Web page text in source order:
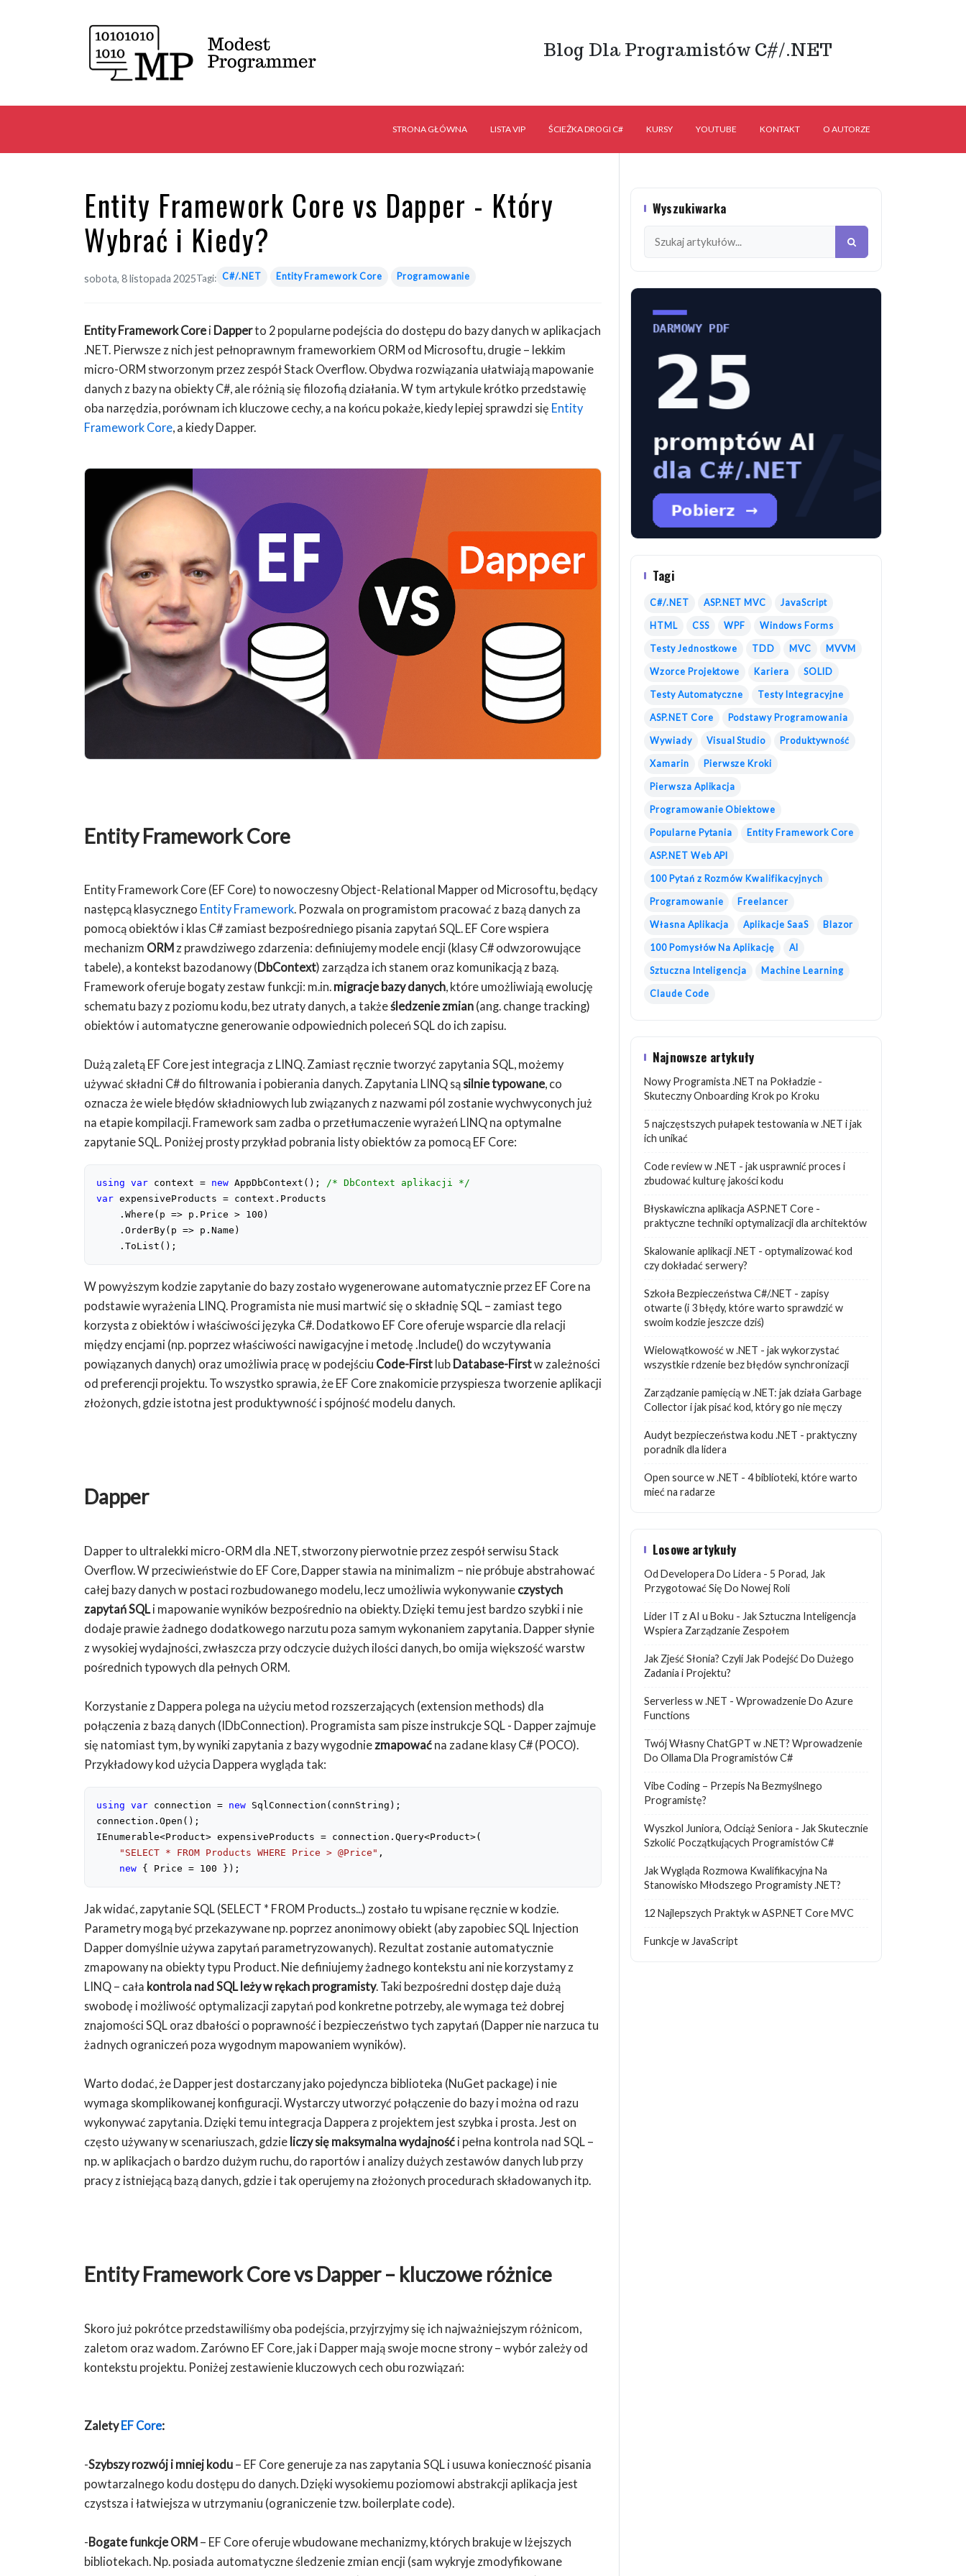
Blog Dla Programistów C#/.NET
STRONA GŁÓWNA LISTA VIP ŚCIEŻKA DROGI C# KURSY YOUTUBE KONTAKT O AUTORZE
Entity Framework Core vs Dapper - Który
Wybrać i Kiedy?
sobota, 8 listopada 2025Tagi: C#/.NET Entity Framework Core Programowanie
Entity Framework Core i Dapperto 2 popularne podejścia do dostępu do bazy danych w aplikacjach
.NET. Pierwsze z nich jest pełnoprawnym frameworkiem ORM od Microsoftu, drugie – lekkim
micro-ORM stworzonym przez zespół Stack Overflow. Obydwa rozwiązania ułatwiają mapowanie
danych z bazy na obiekty C#, ale różnią się filozofią działania. W tym artykule krótko przedstawię
oba narzędzia, porównam ich kluczowe cechy, a na końcu pokaże, kiedy lepiej sprawdzi się Entity
Framework Core, a kiedy Dapper.
Entity Framework Core
Entity Framework Core (EF Core) to nowoczesny Object-Relational Mapper od Microsoftu, będący
następcą klasycznego Entity Framework. Pozwala on programistom pracować z bazą danych za
pomocą obiektów i klas C# zamiast bezpośredniego pisania zapytań SQL. EF Core wspiera
mechanizm ORM z prawdziwego zdarzenia: definiujemy modele encji (klasy C# odwzorowujące
tabele), a kontekst bazodanowy (DbContext) zarządza ich stanem oraz komunikacją z bazą.
Framework oferuje bogaty zestaw funkcji: m.in. migracje bazy danych, które umożliwiają ewolucję
schematu bazy z poziomu kodu, bez utraty danych, a takżeśledzenie zmian (ang. change tracking)
obiektów i automatyczne generowanie odpowiednich poleceń SQL do ich zapisu.
Dużą zaletą EF Core jest integracja z LINQ. Zamiast ręcznie tworzyć zapytania SQL, możemy
używać składni C# do filtrowania i pobierania danych. Zapytania LINQ sąsilnie typowane, co
oznacza że wiele błędów składniowych lub związanych z nazwami pól zostanie wychwyconych już
na etapie kompilacji. Framework sam zadba o przetłumaczenie wyrażeń LINQ na optymalne
zapytanie SQL. Poniżej prosty przykład pobrania listy obiektów za pomocą EF Core:
using var context = new AppDbContext(); /* DbContext aplikacji */
var expensiveProducts = context.Products
    .Where(p => p.Price >
100 )
    .OrderBy(p => p.Name)
    .ToList();
W powyższym kodzie zapytanie do bazy zostało wygenerowane automatycznie przez EF Core na
podstawie wyrażenia LINQ. Programista nie musi martwić się o składnię SQL – zamiast tego
korzysta z obiektów i właściwości języka C#. Dodatkowo EF Core oferuje wsparcie dla relacji
między encjami (np. poprzez właściwości nawigacyjne i metodę .Include() do wczytywania
powiązanych danych) oraz umożliwia pracę w podejściu Code-First lub Database-Firstw zależności
od preferencji projektu. To wszystko sprawia, że EF Core znakomicie przyspiesza tworzenie aplikacji
złożonych, gdzie istotna jest produktywność i spójność modelu danych.
Dapper
Dapper to ultralekki micro-ORM dla .NET, stworzony pierwotnie przez zespół serwisu Stack
Overflow. W przeciwieństwie do EF Core, Dapper stawia na minimalizm – nie próbuje abstrahować
całej bazy danych w postaci rozbudowanego modelu, lecz umożliwia wykonywanie czystych
zapytań SQLi mapowanie wyników bezpośrednio na obiekty. Dzięki temu jest bardzo szybki i nie
dodaje prawie żadnego dodatkowego narzutu poza samym wykonaniem zapytania. Dapper słynie
z wysokiej wydajności, zwłaszcza przy odczycie dużych ilości danych, bo omija większość warstw
pośrednich typowych dla pełnych ORM.
Korzystanie z Dappera polega na użyciu metod rozszerzających (extension methods) dla
połączenia z bazą danych (IDbConnection). Programista sam pisze instrukcje SQL - Dapper zajmuje
się natomiast tym, by wyniki zapytania z bazy wygodniezmapować na zadane klasy C# (POCO).
Przykładowy kod użycia Dappera wygląda tak:
using var connection = new SqlConnection(connString);
connection.Open();
IEnumerable<Product> expensiveProducts = connection.Query<Product>(
"SELECT * FROM Products WHERE Price > @Price" ,
new { Price = 100 });
Jak widać, zapytanie SQL (SELECT * FROM Products...) zostało tu wpisane ręcznie w kodzie.
Parametry mogą być przekazywane np. poprzez anonimowy obiekt (aby zapobiec SQL Injection
Dapper domyślnie używa zapytań parametryzowanych). Rezultat zostanie automatycznie
zmapowany na obiekty typu Product. Nie definiujemy żadnego kontekstu ani nie korzystamy z
LINQ – cała kontrola nad SQL leży w rękach programisty. Taki bezpośredni dostęp daje dużą
swobodę i możliwość optymalizacji zapytań pod konkretne potrzeby, ale wymaga też dobrej
znajomości SQL oraz dbałości o poprawność i bezpieczeństwo tych zapytań (Dapper nie narzuca tu
żadnych ograniczeń poza wygodnym mapowaniem wyników).
Warto dodać, że Dapper jest dostarczany jako pojedyncza biblioteka (NuGet package) i nie
wymaga skomplikowanej konfiguracji. Wystarczy utworzyć połączenie do bazy i można od razu
wykonywać zapytania. Dzięki temu integracja Dappera z projektem jest szybka i prosta. Jest on
często używany w scenariuszach, gdzie liczy się maksymalna wydajność i pełna kontrola nad SQL –
np. w aplikacjach o bardzo dużym ruchu, do raportów i analizy dużych zestawów danych lub przy
pracy z istniejącą bazą danych, gdzie i tak operujemy na złożonych procedurach składowanych itp.
Entity Framework Core vs Dapper – kluczowe różnice
Skoro już pokrótce przedstawiliśmy oba podejścia, przyjrzyjmy się ich najważniejszym różnicom,
zaletom oraz wadom. Zarówno EF Core, jak i Dapper mają swoje mocne strony – wybór zależy od
kontekstu projektu. Poniżej zestawienie kluczowych cech obu rozwiązań:
ZaletyEF Core:
-Szybszy rozwój i mniej kodu – EF Core generuje za nas zapytania SQL i usuwa konieczność pisania
powtarzalnego kodu dostępu do danych. Dzięki wysokiemu poziomowi abstrakcji aplikacja jest
czystsza i łatwiejsza w utrzymaniu (ograniczenie tzw. boilerplate code).
-Bogate funkcje ORM – EF Core oferuje wbudowane mechanizmy, których brakuje w lżejszych
bibliotekach. Np. posiada automatyczne śledzenie zmian encji (sam wykryje zmodyfikowane
Wyszukiwarka
Tagi
C#/.NET ASP.NET MVC JavaScript
HTML CSS WPF Windows Forms
Testy Jednostkowe TDD MVC MVVM
Wzorce Projektowe Kariera SOLID
Testy Automatyczne Testy Integracyjne
ASP.NET Core Podstawy Programowania
Wywiady Visual Studio Produktywność
Xamarin Pierwsze Kroki
Pierwsza Aplikacja
Programowanie Obiektowe
Popularne Pytania Entity Framework Core
ASP.NET Web API
100 Pytań z Rozmów Kwalifikacyjnych
Programowanie Freelancer
Własna Aplikacja Aplikacje SaaS Blazor
100 Pomysłów Na Aplikację AI
Sztuczna Inteligencja Machine Learning
Claude Code
Najnowsze artykuły
Nowy Programista .NET na Pokładzie -
Skuteczny Onboarding Krok po Kroku
5 najczęstszych pułapek testowania w .NET i jak
ich unikać
Code review w .NET - jak usprawnić proces i
zbudować kulturę jakości kodu
Błyskawiczna aplikacja ASP.NET Core -
praktyczne techniki optymalizacji dla architektów
Skalowanie aplikacji .NET - optymalizować kod
czy dokładać serwery?
Szkoła Bezpieczeństwa C#/.NET - zapisy
otwarte (i 3 błędy, które warto sprawdzić w
swoim kodzie jeszcze dziś)
Wielowątkowość w .NET - jak wykorzystać
wszystkie rdzenie bez błędów synchronizacji
Zarządzanie pamięcią w .NET: jak działa Garbage
Collector i jak pisać kod, który go nie męczy
Audyt bezpieczeństwa kodu .NET - praktyczny
poradnik dla lidera
Open source w .NET - 4 biblioteki, które warto
mieć na radarze
Losowe artykuły
Od Developera Do Lidera - 5 Porad, Jak
Przygotować Się Do Nowej Roli
Lider IT z AI u Boku - Jak Sztuczna Inteligencja
Wspiera Zarządzanie Zespołem
Jak Zjeść Słonia? Czyli Jak Podejść Do Dużego
Zadania i Projektu?
Serverless w .NET - Wprowadzenie Do Azure
Functions
Twój Własny ChatGPT w .NET? Wprowadzenie
Do Ollama Dla Programistów C#
Vibe Coding – Przepis Na Bezmyślnego
Programistę?
Wyszkol Juniora, Odciąż Seniora - Jak Skutecznie
Szkolić Początkujących Programistów C#
Jak Wygląda Rozmowa Kwalifikacyjna Na
Stanowisko Młodszego Programisty .NET?
12 Najlepszych Praktyk w ASP.NET Core MVC
Funkcje w JavaScript